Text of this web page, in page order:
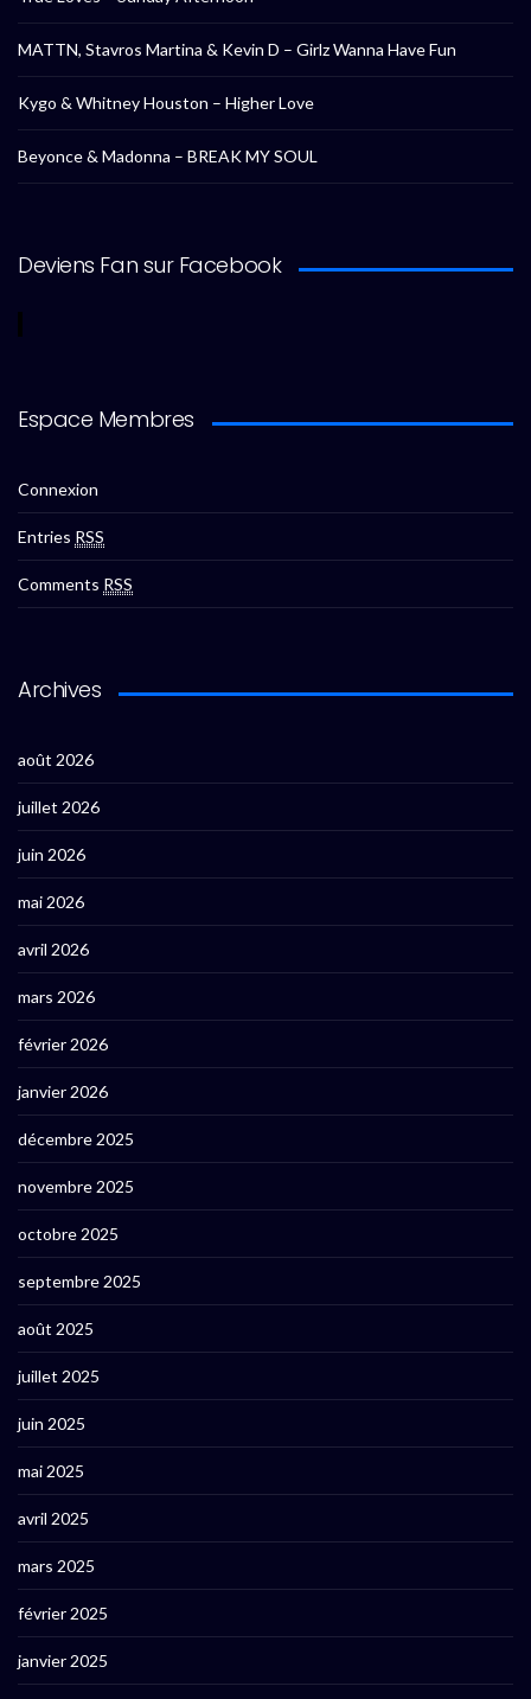
MATTN, Stavros Martina & Kevin D – Girlz Wanna Have Fun
Kygo & Whitney Houston – Higher Love
Beyonce & Madonna – BREAK MY SOUL
Deviens Fan sur Facebook
Espace Membres
Connexion
Entries RSS
Comments RSS
Archives
août 2026
juillet 2026
juin 2026
mai 2026
avril 2026
mars 2026
février 2026
janvier 2026
décembre 2025
novembre 2025
octobre 2025
septembre 2025
août 2025
juillet 2025
juin 2025
mai 2025
avril 2025
mars 2025
février 2025
janvier 2025